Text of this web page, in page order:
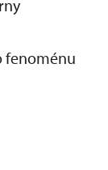
fenoménu